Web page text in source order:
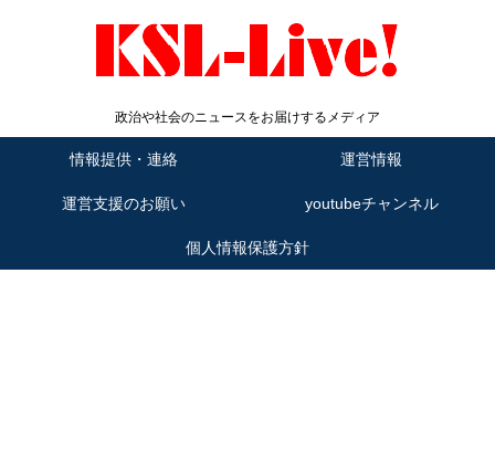
政治や社会のニュースをお届けするメディア
情報提供・連絡 運営情報
運営支援のお願い youtubeチャンネル
個人情報保護方針